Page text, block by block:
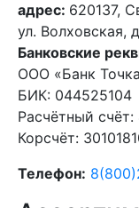
адрес: 620137,
ул. Волховская,
Банковские
ООО «Банк
БИК: 044525104
Расчётный
Корсчёт:
Телефон: 8